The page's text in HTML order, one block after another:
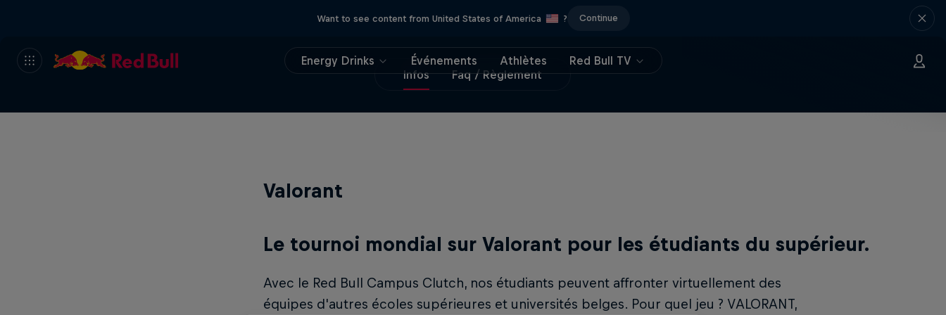
Want to see content from United States of America ? Continue
Energy Drinks Événements Athlètes
Red Bull TV
Infos
Faq / Règlement
Valorant
Le tournoi mondial sur Valorant pour les étudiants du supérieur.
Avec le Red Bull Campus Clutch, nos étudiants peuvent affronter virtuellement des
équipes d'autres écoles supérieures et universités belges. Pour quel jeu ? VALORANT,